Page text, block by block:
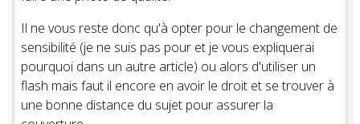
Il ne vous reste donc qu'à opter pour le changement de
sensibilité (je ne suis pas pour et je vous expliquerai
pourquoi dans un autre article) ou alors d'utiliser un
flash mais faut il encore en avoir le droit et se trouver à
une bonne distance du sujet pour assurer la